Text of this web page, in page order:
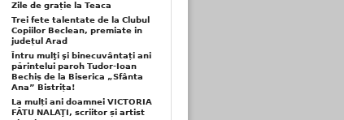
Zile de grație la Teaca
Trei fete talentate de la Clubul
Copiilor Beclean, premiate in
județul Arad
Întru mulţi şi binecuvântați ani
părintelui paroh Tudor-Ioan
Bechiș de la Biserica „Sfânta
Ana” Bistrița!
La mulți ani doamnei VICTORIA
FĂTU NALAŢI, scriitor și artist